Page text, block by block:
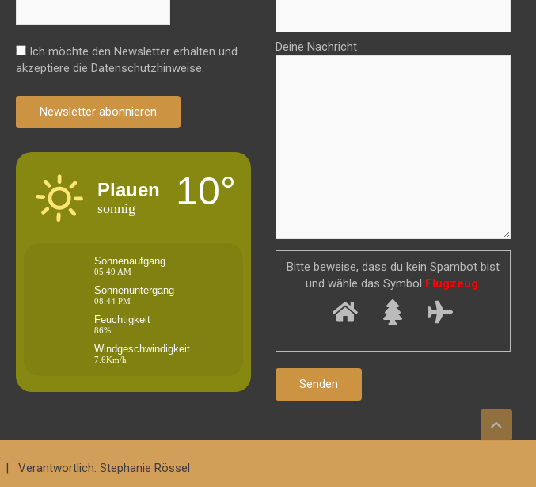
Ich möchte den Newsletter erhalten und
akzeptiere die Datenschutzhinweise.
Newsletter abonnieren
Plauen
sonnig 10°
Sonnenaufgang
05:49 AM
Sonnenuntergang
08:44 PM
Feuchtigkeit
86%
Windgeschwindigkeit
7.6Km/h
Deine Nachricht
Bitte beweise, dass du kein Spambot bist
und wähle das Symbol Flugzeug.
Verantwortlich: Stephanie Rössel